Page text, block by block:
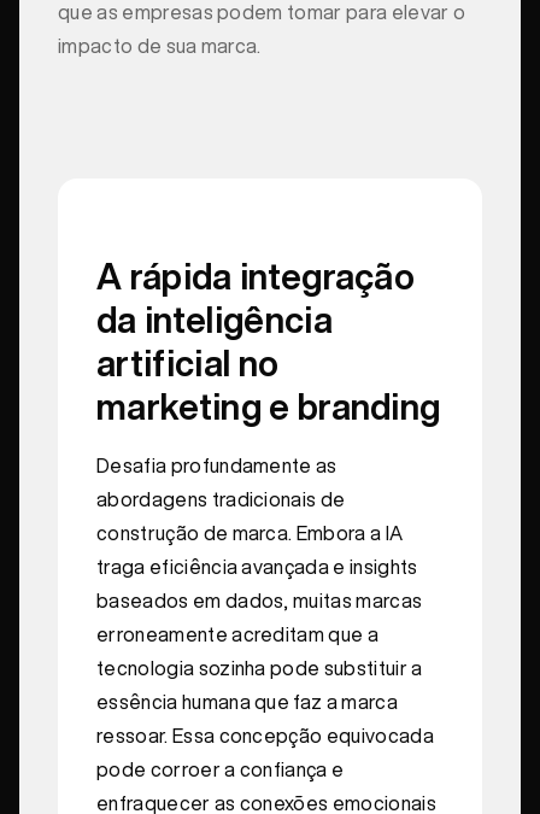
que as empresas podem tomar para elevar o
impacto de sua marca.
A rápida integração
da inteligência
artificial no
marketing e branding
Desafia profundamente as
abordagens tradicionais de
construção de marca. Embora a IA
traga eficiência avançada e insights
baseados em dados, muitas marcas
erroneamente acreditam que a
tecnologia sozinha pode substituir a
essência humana que faz a marca
ressoar. Essa concepção equivocada
pode corroer a confiança e
enfraquecer as conexões emocionais